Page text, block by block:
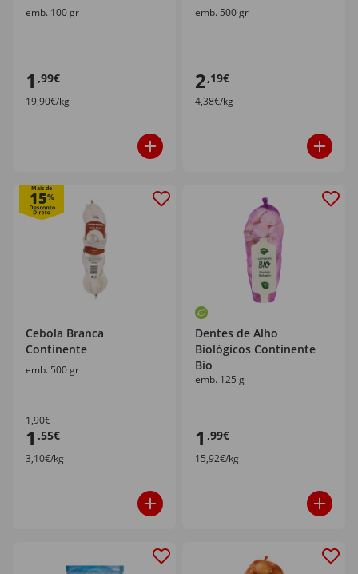
emb. 100 gr
1 ,99€
19,90€/kg
emb. 500 gr
2,19€
4,38€/kg
Mais de
15%
Cebola Branca
Continente
emb. 500 gr
1,90€
1 ,55€
3,10€/kg
Dentes de Alho
Biológicos Continente
Bio
emb. 125 g
1 ,99€
15,92€/kg